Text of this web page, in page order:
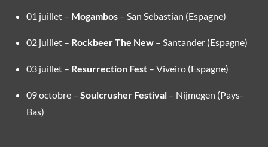
01 juillet – Mogambos – San Sebastian (Espagne)
02 juillet – Rockbeer The New – Santander (Espagne)
03 juillet – Resurrection Fest – Viveiro (Espagne)
09 octobre – Soulcrusher Festival – Nijmegen (Pays-
Bas)